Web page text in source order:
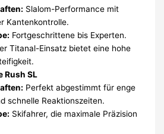
Slalom-Performance mit
Kantenkontrolle.
Fortgeschrittene bis Experten.
Titanal-Einsatz bietet eine hohe
Rush SL
Perfekt abgestimmt für enge
schnelle Reaktionszeiten.
Skifahrer, die maximale Präzision